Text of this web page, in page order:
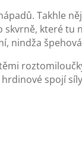
Takhle
které
nindža
spojí